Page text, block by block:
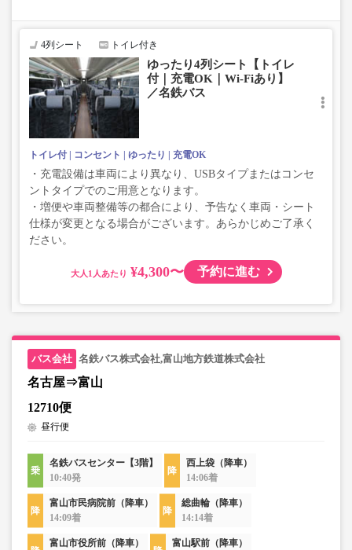
で、あらかじめご了承ください。
4列シート トイレ付き
ゆったり4列シート【トイレ
付｜充電OK｜Wi-Fiあり】
／名鉄バス
トイレ付 コンセント ゆったり 充電OK
・充電設備は車両により異なり、USBタイプまたはコンセ
ントタイプでのご用意となります。
・増便や車両整備等の都合により、予告なく車両・シート
仕様が変更となる場合がございます。あらかじめご了承く
ださい。
大人 ¥4,300〜 予約に進む
名鉄バス株式会社,富山地方鉄道株式会社
名古屋⇒富山
12710便
昼行便
名鉄バスセンター【3階】
10:40発
西上袋（降車）
14:06着
富山市民病院前（降車）
14:09着
総曲輪（降車）
14:14着
富山市役所前（降車）
富山駅前（降車）